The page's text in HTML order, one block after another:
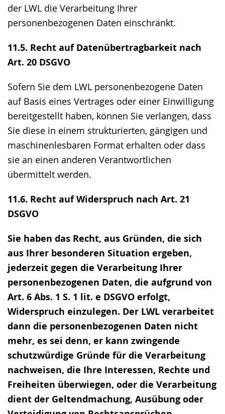
der LWL die Verarbeitung Ihrer
personenbezogenen Daten einschränkt.
11.5. Recht auf Datenübertragbarkeit nach
Art. 20 DSGVO
Sofern Sie dem LWL personenbezogene Daten
auf Basis eines Vertrages oder einer Einwilligung
bereitgestellt haben, können Sie verlangen, dass
Sie diese in einem strukturierten, gängigen und
maschinenlesbaren Format erhalten oder dass
sie an einen anderen Verantwortlichen
übermittelt werden.
11.6. Recht auf Widerspruch nach Art. 21
DSGVO
Sie haben das Recht, aus Gründen, die sich
aus Ihrer besonderen Situation ergeben,
jederzeit gegen die Verarbeitung Ihrer
personenbezogenen Daten, die aufgrund von
Art. 6 Abs. 1 S. 1 lit. e DSGVO erfolgt,
Widerspruch einzulegen. Der LWL verarbeitet
dann die personenbezogenen Daten nicht
mehr, es sei denn, er kann zwingende
schutzwürdige Gründe für die Verarbeitung
nachweisen, die Ihre Interessen, Rechte und
Freiheiten überwiegen, oder die Verarbeitung
dient der Geltendmachung, Ausübung oder